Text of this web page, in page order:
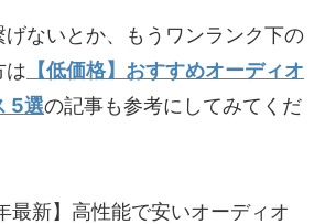
ないとか、もうワンランク下の
は 【低価格】おすすめオーディオ
5選の記事も参考にしてみてくだ
最新】高性能で安いオーディオ